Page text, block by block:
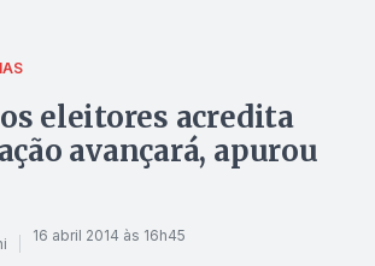
eleitores acredita
avançará, apurou
16 abril 2014 às 16h45